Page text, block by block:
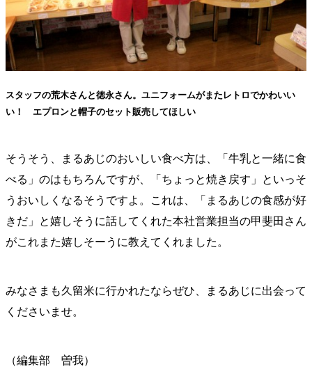
スタッフの荒木さんと徳永さん。ユニフォームがまたレトロでかわいい
い！ エプロンと帽子のセット販売してほしい
そうそう、まるあじのおいしい食べ方は、「牛乳と一緒に食
べる」のはもちろんですが、「ちょっと焼き戻す」といっそ
うおいしくなるそうですよ。これは、「まるあじの食感が好
きだ」と嬉しそうに話してくれた本社営業担当の甲斐田さん
がこれまた嬉しそーうに教えてくれました。
みなさまも久留米に行かれたならぜひ、まるあじに出会って
くださいませ。
（編集部 曽我）